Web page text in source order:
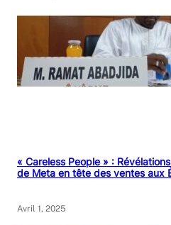
« Careless People » :
de Meta en tête des ventes aux
Avril 1, 2025